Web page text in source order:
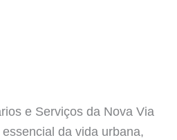
e Serviços da Nova Via
da vida urbana,